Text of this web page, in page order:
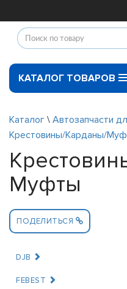
КАТАЛОГ ТОВАРОВ
Каталог \ Автозапчасти
Крестовины/Карданы/
Муфты
ПОДЕЛИТЬСЯ
DJB
FEBEST